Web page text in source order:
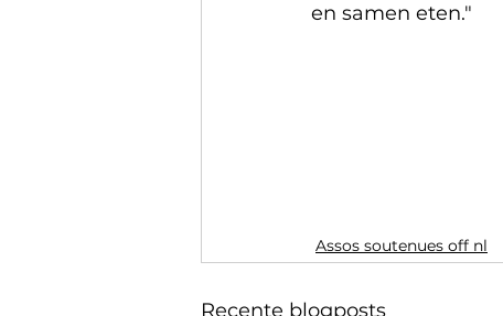
en samen eten."
Assos soutenues off nl
Recente blogposts